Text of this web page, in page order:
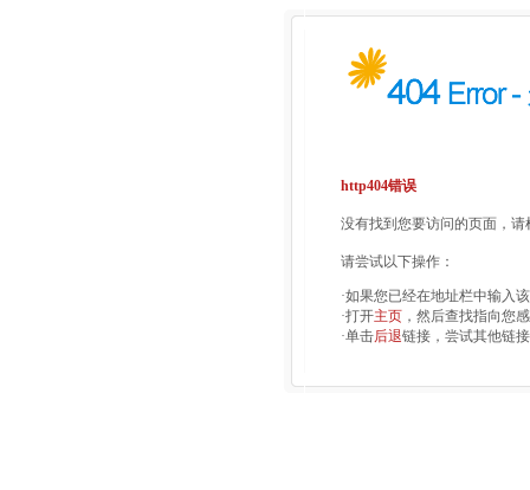
http404错误
没有找到您要访问的页面，
请尝试以下操作：
·如果您已经在地址栏中输入
·打开主页 ，然后查找指向您
·单击后退链接，尝试其他链